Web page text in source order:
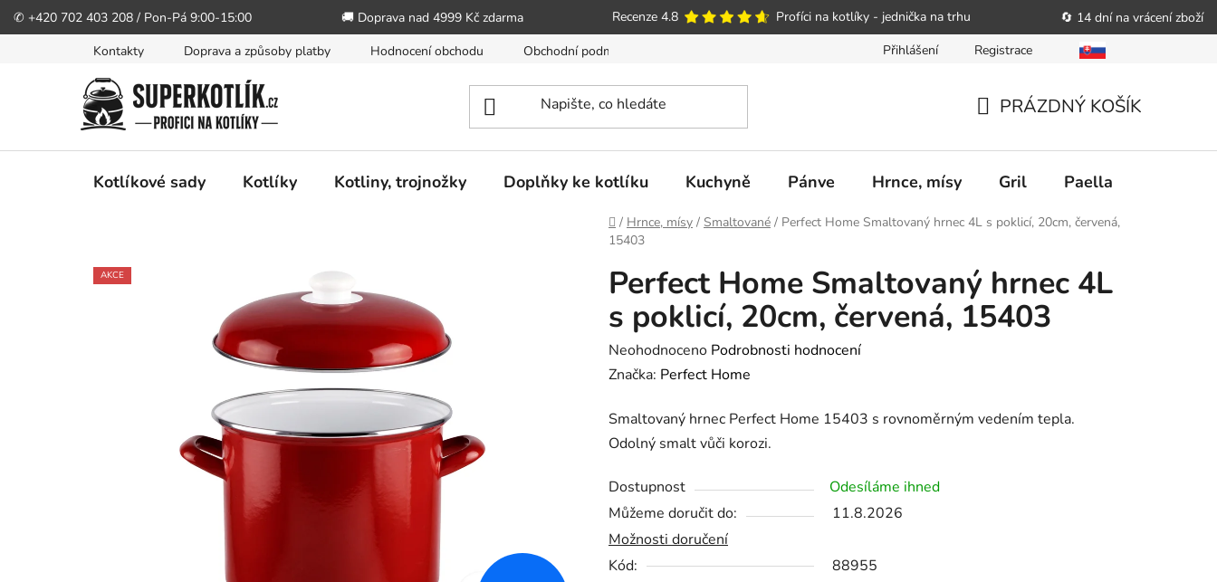
✆ +420 702 403 208 / Pon-Pá 9:00-15:00 🚚 Doprava nad 4999 Kč zdarma Recenze 4.8 Profíci na kotlíky - jednička na trhu 🔄 14 dní na vrácení zboží
Kontakty Doprava a způsoby platby Hodnocení obchodu Obchodní podmínky Poučení o právu spotřebitele podat obchodníkovi žádost o nápravu Reklamační řád
Přihlášení Registrace
KOŠÍK
PRÁZDNÝ KOŠÍK
Kotlíkové sady Kotlíky Kotliny, trojnožky Doplňky ke kotlíku Kuchyně Pánve Hrnce, mísy Gril Paella
Domů
/ Hrnce, mísy / Smaltované / Perfect Home Smaltovaný hrnec 4L s poklicí, 20cm, červená,
15403
Perfect Home Smaltovaný hrnec 4L
s poklicí, 20cm, červená, 15403
Průměrné
hodnocení
je
0,0
5
hvězdiček.
Neohodnoceno Podrobnosti hodnocení
Značka: Perfect Home
Smaltovaný hrnec Perfect Home 15403 s rovnoměrným vedením tepla.
Odolný smalt vůči korozi.
Dostupnost
Odesíláme ihned
Můžeme doručit do:
11.8.2026
Možnosti doručení
Kód:
88955
AKCE